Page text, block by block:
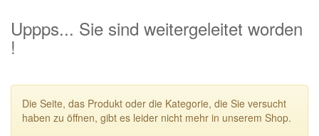
Uppps... Sie sind weitergeleitet worden
!
Die Seite, das Produkt oder die Kategorie, die Sie versucht
haben zu öffnen, gibt es leider nicht mehr in unserem Shop.